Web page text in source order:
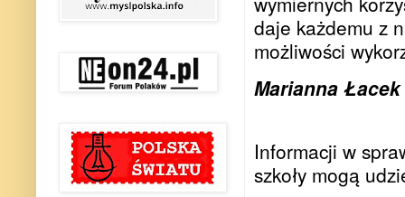
daje każdemu z
możliwości
Marianna Łacek
Informacji w
szkoły mogą